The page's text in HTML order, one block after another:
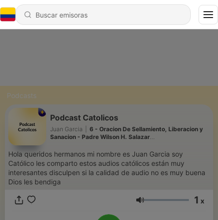
Podcasts
Podcast Catolicos
Juan Garcia
6 - Oracion De Sellamiento, Liberacion y
Sanacion - Padre Wilson H. Salazar
Hola queridos hermanos mi nombre es Juan Garcia soy
Católico les comparto estos audios católicos están muy
interesantes disculpen si la calidad de audio no es muy buena
Dios les bendiga
Volumen 1 x